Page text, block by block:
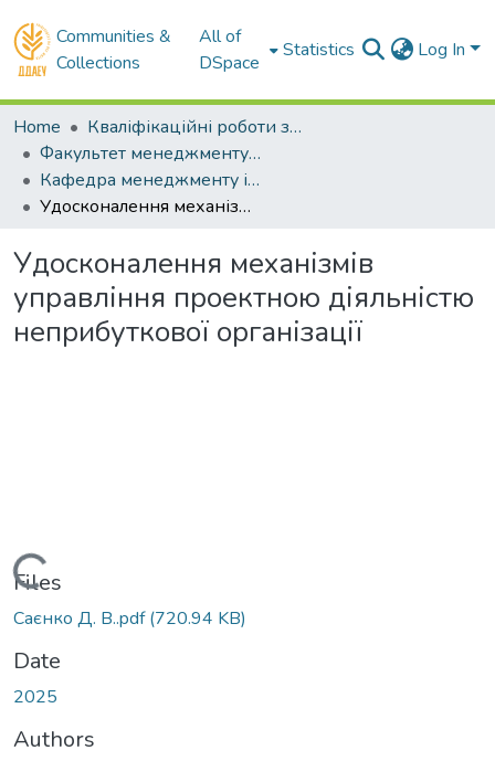
Communities &
Collections
All of
DSpace
Statistics Log In
Home
Кваліфікаційні роботи здобувачів вищої освіти
Факультет менеджменту і маркетингу
Кафедра менеджменту і права. Магістри
Удосконалення механізмів управління проектною діяльністю неприбуткової організації
Удосконалення механізмів
управління проектною діяльністю
неприбуткової організації
Loading...
Files
Саєнко Д. В..pdf(720.94 KB)
Date
2025
Authors